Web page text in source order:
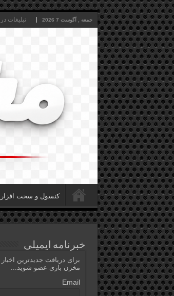
جمعه , آگوست 7 2026 تبلیغات
کنسول و سخت افزار
خبرنامه ایمیلی
برای دریافت جدیدترین
مخزن بازی عضو شوید...
Email